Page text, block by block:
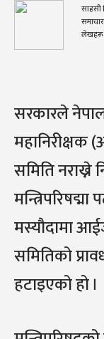
साहसी
लेखहरू
सरकारले नेपाल
महानिरीक्षक
समिति नराख्ने
मस्यौदामा
समितिको
हटाइएको हो ।